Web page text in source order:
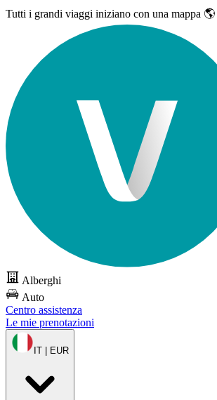
Tutti i grandi viaggi iniziano con una mappa 🌎
Alberghi
Auto
Centro assistenza
Le mie prenotazioni
IT | EUR